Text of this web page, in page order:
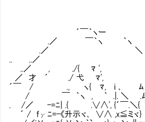
´￣｀ヽー
.／ ￣｀ヽ ｀ヽ
.／ ＼
.. ..／
..／ , ./{ ﾏ ',
／ 才 ´ ./ 弋 ﾏ',
´￣ / ., ヽ{ ﾏ, i ､ ﾑ
/ ￣ ｀ヽ , ｀ .|. ＼ .ﾑ }
. /／ -=ﾆ| .{ .∨∧', {´￣.＼{ ﾑ.}
´ / fγﾆ=-《升示ヾ､ ∨∧ ,x≦ミヾ